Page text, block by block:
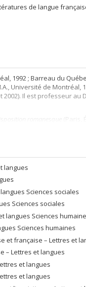
de langue
1992 ; Barreau du
Université de Montréal,
2002). Il est professeur au
(Paris,
des revues
collectifs. Ses travaux et
l’histoire du roman. Il
Régime, au paratexte
au phénomène de
romanesque, à la
et sur le discours critique
langues
Sciences sociales
Sciences sociales
langues Sciences
Sciences humaines
et française – Lettres et
– Lettres et langues
et langues
et langues